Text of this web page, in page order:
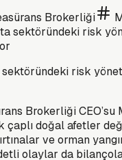
Brokerliği
risk
Brokerliği CEO’su
çaplı doğal afetler
ve orman
olaylar da